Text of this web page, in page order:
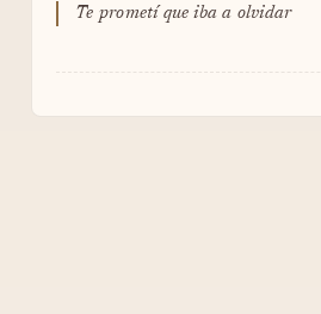
Te prometí que iba a olvidar